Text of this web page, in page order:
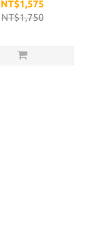
NT$1,575
NT$1,750